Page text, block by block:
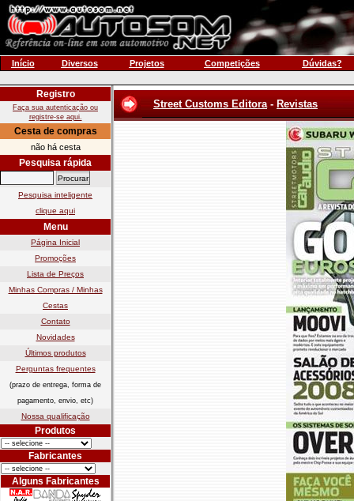
Início Diversos Projetos Competições Dúvidas?
Registro
Faça sua autenticação ou
registre-se aqui.
Cesta de compras
não há cesta
Pesquisa rápida
Pesquisa inteligente
clique aqui
Menu
Página Inicial
Promoções
Lista de Preços
Minhas Compras / Minhas
Cestas
Contato
Novidades
Últimos produtos
Perguntas frequentes
(prazo de entrega, forma de
pagamento, envio, etc)
Nossa qualificação
Produtos
Fabricantes
Alguns Fabricantes
Street Customs Editora- Revistas